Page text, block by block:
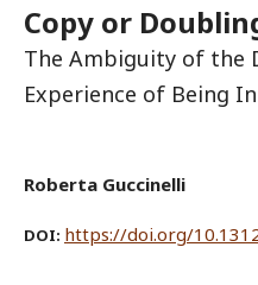
Copy or
The Ambiguity of the
Experience of Being
Roberta Guccinelli
DOI: https://doi.org/